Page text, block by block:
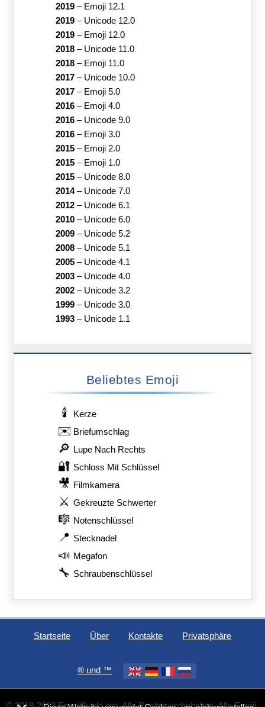
2019– Emoji 12.1
2019– Unicode 12.0
2019– Emoji 12.0
2018– Unicode 11.0
2018– Emoji 11.0
2017– Unicode 10.0
2017– Emoji 5.0
2016– Emoji 4.0
2016– Unicode 9.0
2016– Emoji 3.0
2015– Emoji 2.0
2015– Emoji 1.0
2015– Unicode 8.0
2014– Unicode 7.0
2012– Unicode 6.1
2010– Unicode 6.0
2009– Unicode 5.2
2008– Unicode 5.1
2005– Unicode 4.1
2003– Unicode 4.0
2002– Unicode 3.2
1999– Unicode 3.0
1993– Unicode 1.1
Beliebtes Emoji
🕯️ Kerze
✉️ Briefumschlag
🔎 Lupe Nach Rechts
🔐 Schloss Mit Schlüssel
🎥 Filmkamera
⚔️ Gekreuzte Schwerter
🎼 Notenschlüssel
📍 Stecknadel
📣 Megafon
🔧 Schraubenschlüssel
Startseite Über Kontakte Privatsphäre
®️ und ™